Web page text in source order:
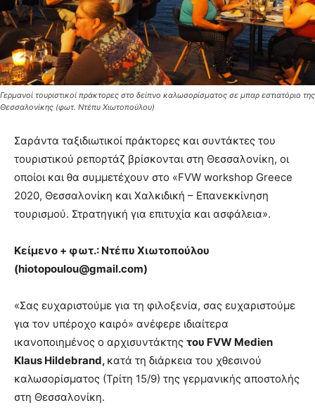
Γερμανοί τουριστικοί πράκτορες στο δείπνο καλωσορίσματος σε μπαρ εστιατόριο της
Θεσσαλονίκης (φωτ. Ντέπυ Χιωτοπούλου)
Σαράντα ταξιδιωτικοί πράκτορες και συντάκτες του
τουριστικού ρεπορτάζ βρίσκονται στη Θεσσαλονίκη, οι
οποίοι και θα συμμετέχουν στο «FVW workshop Greece
2020, Θεσσαλονίκη και Χαλκιδική – Επανεκκίνηση
τουρισμού. Στρατηγική για επιτυχία και ασφάλεια».
Κείμενο + φωτ.: Ντέπυ Χιωτοπούλου
(hiotopoulou@gmail.com)
«Σας ευχαριστούμε για τη φιλοξενία, σας ευχαριστούμε
για τον υπέροχο καιρό» ανέφερε ιδιαίτερα
ικανοποιημένος ο αρχισυντάκτης του FVW Medien
Klaus Hildebrand, κατά τη διάρκεια του χθεσινού
καλωσορίσματος (Τρίτη 15/9) της γερμανικής αποστολής
στη Θεσσαλονίκη.